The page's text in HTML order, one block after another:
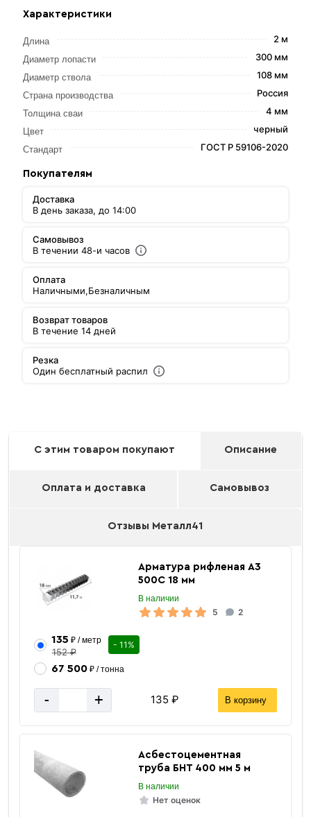
Характеристики
Длина 2 м
Диаметр лопасти 300 мм
Диаметр ствола 108 мм
Страна производства Россия
Толщина сваи 4 мм
Цвет черный
Стандарт ГОСТ Р 59106-2020
Покупателям
Доставка
В день заказа, до 14:00
Самовывоз
В течении 48-и часов
Оплата
Наличными,Безналичным
Возврат товаров
В течение 14 дней
Резка
Один бесплатный распил
С этим товаром покупают Описание
Оплата и доставка Самовывоз
Отзывы Металл41
Арматура рифленая А3
500С 18 мм
В наличии
5 2
135 ₽ / метр
152 ₽
- 11%
67 500₽ / тонна
- + 135 ₽ В корзину
Асбестоцементная
труба БНТ 400 мм 5 м
В наличии
Нет оценок